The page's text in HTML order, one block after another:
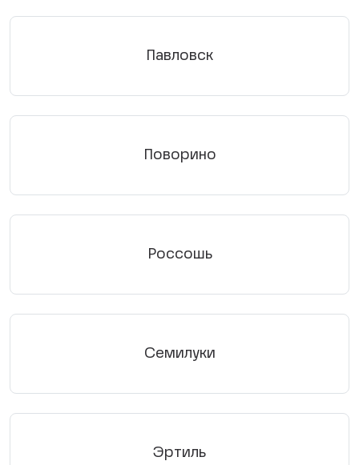
Павловск
Поворино
Россошь
Семилуки
Эртиль